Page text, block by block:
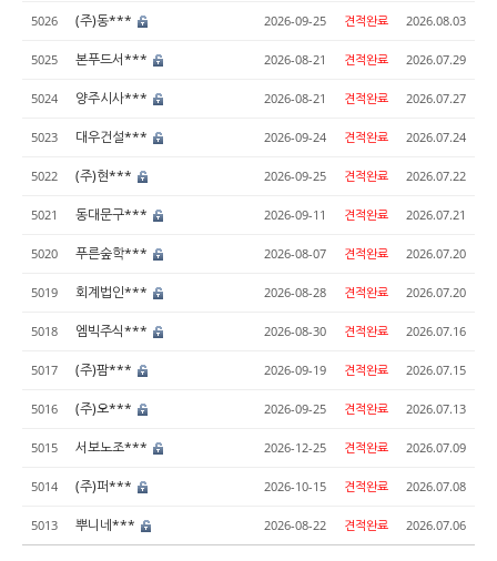
5026 (주)동*** 2026-09-25 견적완료 2026.08.03
5025 본푸드서*** 2026-08-21 견적완료 2026.07.29
5024 양주시사*** 2026-08-21 견적완료 2026.07.27
5023 대우건설*** 2026-09-24 견적완료 2026.07.24
5022 (주)현*** 2026-09-25 견적완료 2026.07.22
5021 동대문구*** 2026-09-11 견적완료 2026.07.21
5020 푸른숲학*** 2026-08-07 견적완료 2026.07.20
5019 회계법인*** 2026-08-28 견적완료 2026.07.20
5018 엠빅주식*** 2026-08-30 견적완료 2026.07.16
5017 (주)팜*** 2026-09-19 견적완료 2026.07.15
5016 (주)오*** 2026-09-25 견적완료 2026.07.13
5015 서보노조*** 2026-12-25 견적완료 2026.07.09
5014 (주)퍼*** 2026-10-15 견적완료 2026.07.08
5013 뿌니네*** 2026-08-22 견적완료 2026.07.06